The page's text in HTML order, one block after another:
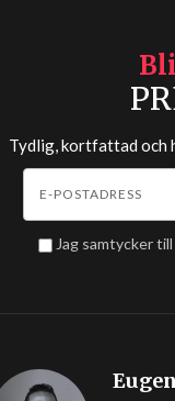
Tydlig, kortfattad och
Jag samtycker